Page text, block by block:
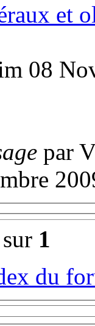
et
08
par
sur 1
du